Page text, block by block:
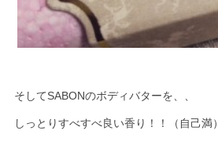
そしてSABONのボディバターを、、
しっとりすべすべ良い香り！！（自己満）